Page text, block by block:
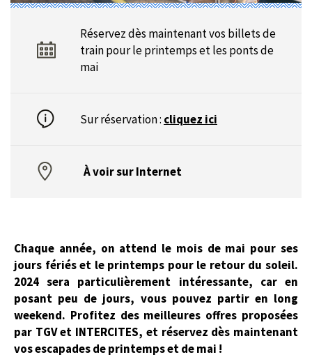
Réservez dès maintenant vos billets de
train pour le printemps et les ponts de
mai
Sur réservation : cliquez ici
À voir sur Internet
Chaque année, on attend le mois de mai pour ses
jours fériés et le printemps pour le retour du soleil.
2024 sera particulièrement intéressante, car en
posant peu de jours, vous pouvez partir en long
weekend. Profitez des meilleures offres proposées
par TGV et INTERCITES, et réservez dès maintenant
vos escapades de printemps et de mai !